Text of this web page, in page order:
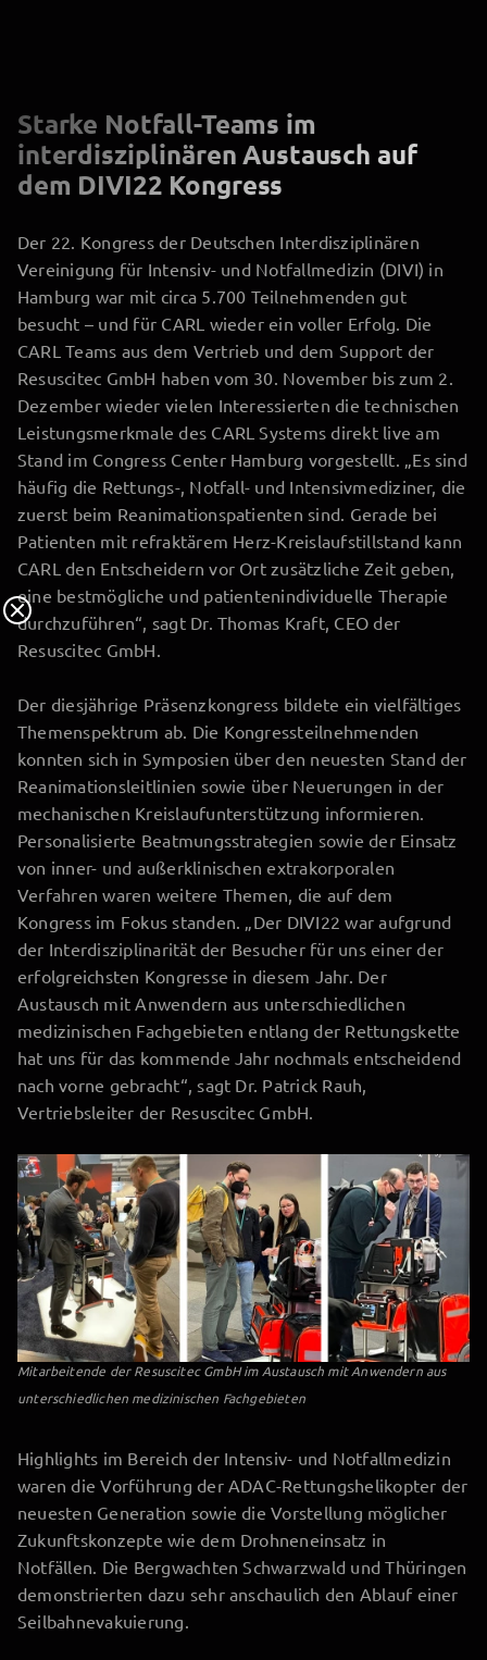
Starke Notfall-Teams im
interdisziplinären Austausch auf
dem DIVI22 Kongress
Der 22. Kongress der Deutschen Interdisziplinären
Vereinigung für Intensiv- und Notfallmedizin (DIVI) in
Hamburg war mit circa 5.700 Teilnehmenden gut
besucht – und für CARL wieder ein voller Erfolg. Die
CARL Teams aus dem Vertrieb und dem Support der
Resuscitec GmbH haben vom 30. November bis zum 2.
Dezember wieder vielen Interessierten die technischen
Leistungsmerkmale des CARL Systems direkt live am
Stand im Congress Center Hamburg vorgestellt. „Es sind
häufig die Rettungs-, Notfall- und Intensivmediziner, die
zuerst beim Reanimationspatienten sind. Gerade bei
Patienten mit refraktärem Herz-Kreislaufstillstand kann
CARL den Entscheidern vor Ort zusätzliche Zeit geben,
eine bestmögliche und patientenindividuelle Therapie
durchzuführen“, sagt Dr. Thomas Kraft, CEO der
Resuscitec GmbH.
Der diesjährige Präsenzkongress bildete ein vielfältiges
Themenspektrum ab. Die Kongressteilnehmenden
konnten sich in Symposien über den neuesten Stand der
Reanimationsleitlinien sowie über Neuerungen in der
mechanischen Kreislaufunterstützung informieren.
Personalisierte Beatmungsstrategien sowie der Einsatz
von inner- und außerklinischen extrakorporalen
Verfahren waren weitere Themen, die auf dem
Kongress im Fokus standen. „Der DIVI22 war aufgrund
der Interdisziplinarität der Besucher für uns einer der
erfolgreichsten Kongresse in diesem Jahr. Der
Austausch mit Anwendern aus unterschiedlichen
medizinischen Fachgebieten entlang der Rettungskette
hat uns für das kommende Jahr nochmals entscheidend
nach vorne gebracht“, sagt Dr. Patrick Rauh,
Vertriebsleiter der Resuscitec GmbH.
Mitarbeitende der Resuscitec GmbH im Austausch mit Anwendern aus
unterschiedlichen medizinischen Fachgebieten
Highlights im Bereich der Intensiv- und Notfallmedizin
waren die Vorführung der ADAC-Rettungshelikopter der
neuesten Generation sowie die Vorstellung möglicher
Zukunftskonzepte wie dem Drohneneinsatz in
Notfällen. Die Bergwachten Schwarzwald und Thüringen
demonstrierten dazu sehr anschaulich den Ablauf einer
Seilbahnevakuierung.